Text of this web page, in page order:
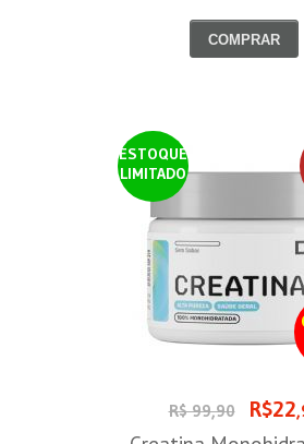
COMPRAR
ESTOQUE
LIMITADO
R$ 99,90 R$22